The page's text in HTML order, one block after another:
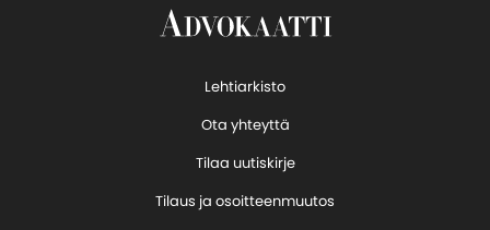
Lehtiarkisto
Ota yhteyttä
Tilaa uutiskirje
Tilaus ja osoitteenmuutos